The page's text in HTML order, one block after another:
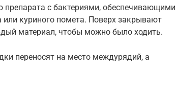
препарата с бактериями, обеспечивающими
или куриного помета. Поверх закрывают
материал, чтобы можно было ходить.
переносят на место междурядий, а